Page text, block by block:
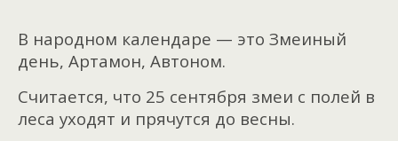
В народном календаре — это Змеиный
день, Артамон, Автоном.
Считается, что 25 сентября змеи с полей в
леса уходят и прячутся до весны.